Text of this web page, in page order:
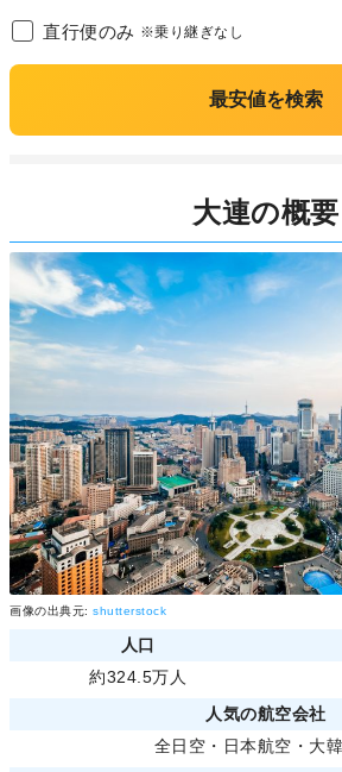
直行便のみ ※乗り継ぎなし
最安値を検索
大連の概要
画像の出典元: shutterstock
人口
約324.5万人
人気の航空会社
全日空 ・ 日本航空 ・ 大